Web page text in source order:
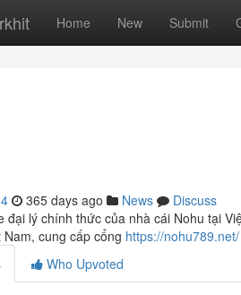
Home New Submit
365 days ago News
Discuss
đại lý chính thức của nhà cái Nohu tại
cung cấp cổng https://nohu789.net/
Who Upvoted